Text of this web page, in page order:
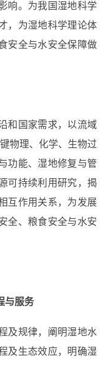
响。为我国湿地科学
，为湿地科学理论体
安全与水安全保障做
国家需求，以流域
物理、化学、生物过
功能、湿地修复与管
可持续利用研究，揭
互作用关系，为发展
全、粮食安全与水安
与服务
规律，阐明湿地水
及生态效应，明确湿